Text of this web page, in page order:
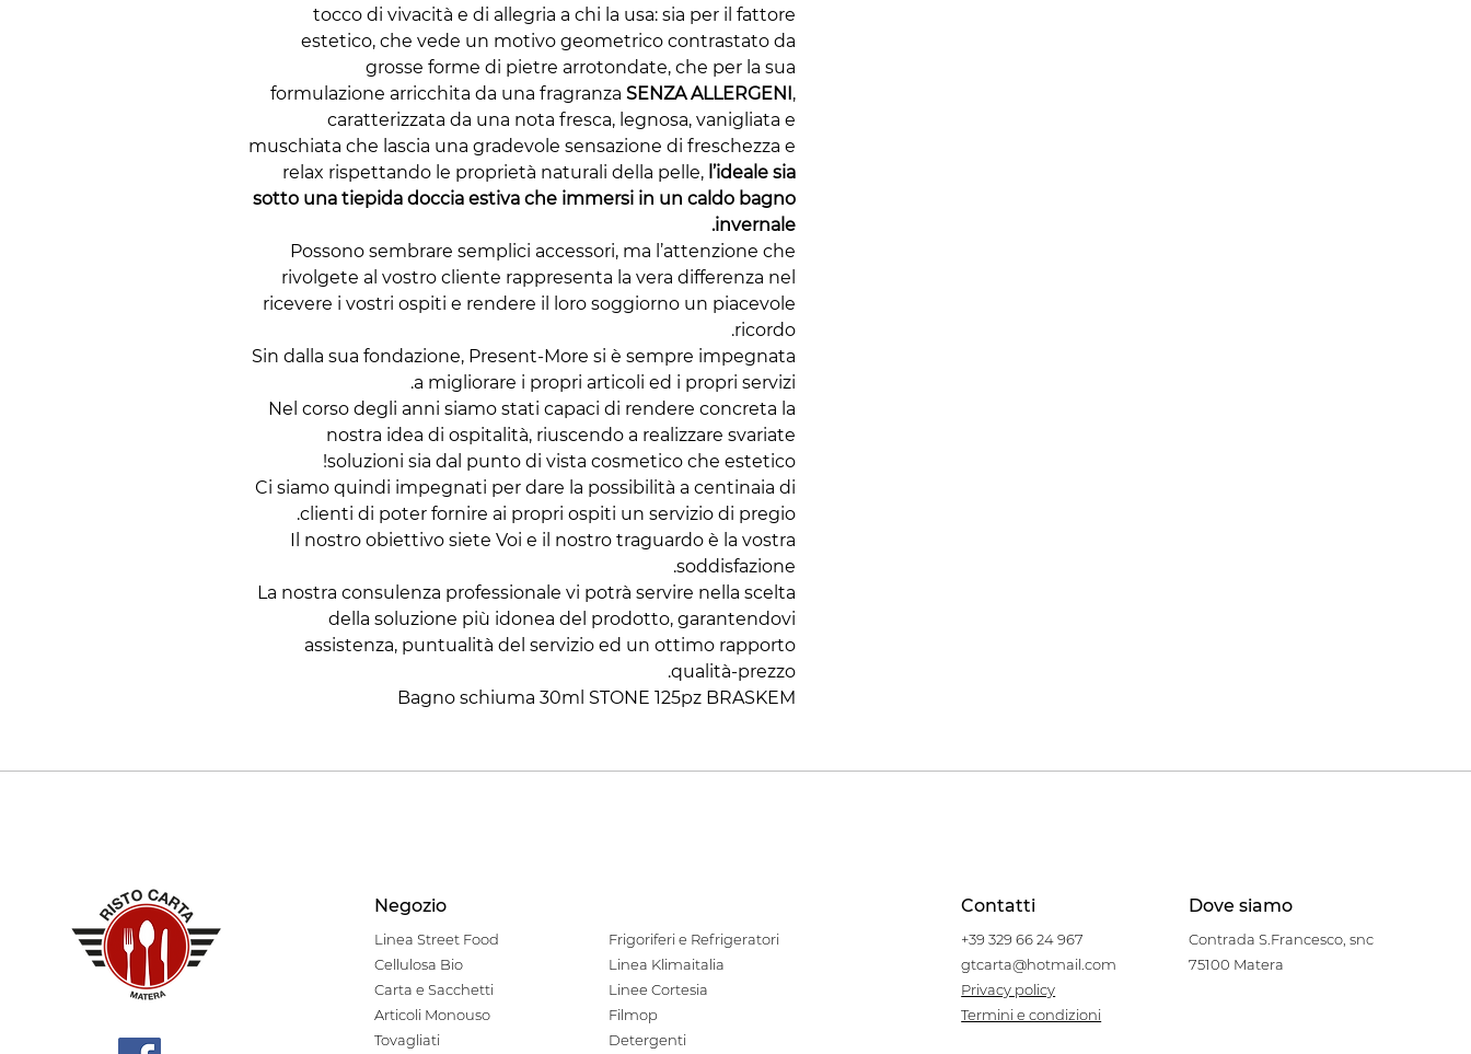
tocco di vivacità e di allegria a chi la usa: sia per il fattore
estetico, che vede un motivo geometrico contrastato da
grosse forme di pietre arrotondate, che per la sua
formulazione arricchita da una fragranza SENZA ALLERGENI,
caratterizzata da una nota fresca, legnosa, vanigliata e
muschiata che lascia una gradevole sensazione di freschezza e
relax rispettando le proprietà naturali della pelle, l’ideale sia
sotto una tiepida doccia estiva che immersi in un caldo bagno
invernale.
Possono sembrare semplici accessori, ma l’attenzione che
rivolgete al vostro cliente rappresenta la vera differenza nel
ricevere i vostri ospiti e rendere il loro soggiorno un piacevole
ricordo.
Sin dalla sua fondazione, Present-More si è sempre impegnata
a migliorare i propri articoli ed i propri servizi.
Nel corso degli anni siamo stati capaci di rendere concreta la
nostra idea di ospitalità, riuscendo a realizzare svariate
soluzioni sia dal punto di vista cosmetico che estetico!
Ci siamo quindi impegnati per dare la possibilità a centinaia di
clienti di poter fornire ai propri ospiti un servizio di pregio.
Il nostro obiettivo siete Voi e il nostro traguardo è la vostra
soddisfazione.
La nostra consulenza professionale vi potrà servire nella scelta
della soluzione più idonea del prodotto, garantendovi
assistenza, puntualità del servizio ed un ottimo rapporto
qualità-prezzo.
Bagno schiuma 30ml STONE 125pz BRASKEM
Negozio
Linea Street Food
Cellulosa Bio
Carta e Sacchetti
Articoli Monouso
Tovagliati
Frigoriferi e Refrigeratori
Linea Klimaitalia
Linee Cortesia
Filmop
Detergenti
Contatti Dove siamo
+39 329 66 24 967
gtcarta@hotmail.com
Privacy policy
Termini e condizioni
Contrada S.Francesco, snc
75100 Matera